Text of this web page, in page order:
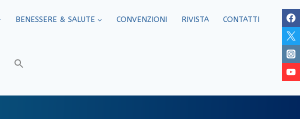
BENESSERE & SALUTE CONVENZIONI RIVISTA CONTATTI